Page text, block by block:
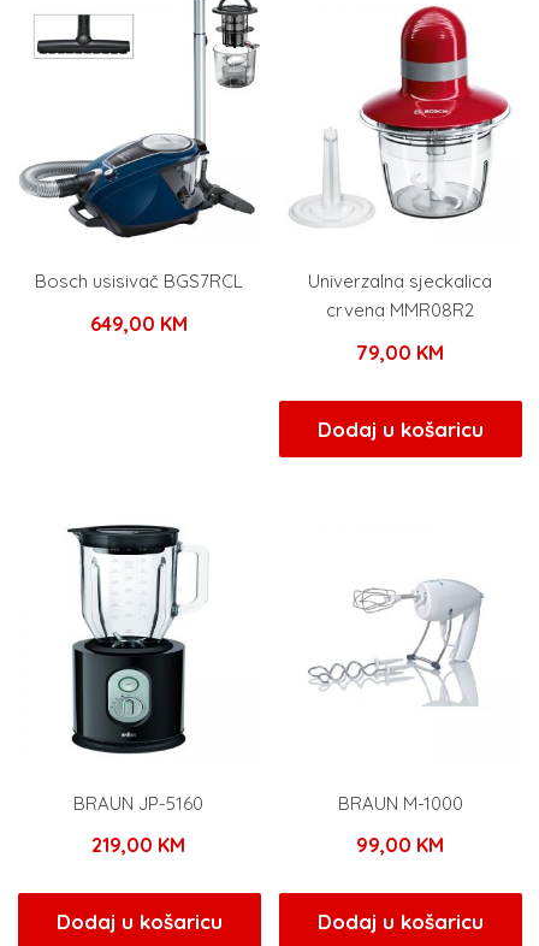
Bosch usisivač BGS7RCL
649,00 KM
Univerzalna sjeckalica
crvena MMR08R2
79,00 KM
Dodaj u košaricu
BRAUN JP-5160
219,00 KM
Dodaj u košaricu
BRAUN M-1000
99,00 KM
Dodaj u košaricu